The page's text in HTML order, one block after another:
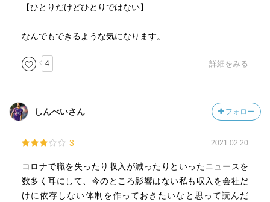
【ひとりだけどひとりではない】
なんでもできるような気になります。
4 詳細をみる
しんべいさん フォロー
3 2021.02.20
コロナで職を失ったり収入が減ったりといったニュースを
数多く耳にして、今のところ影響はない私も収入を会社だ
けに依存しない体制を作っておきたいなと思って読んだ